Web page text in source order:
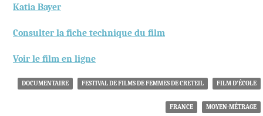
Katia Bayer
Consulter la fiche technique du film
Voir le film en ligne
DOCUMENTAIRE FESTIVAL DE FILMS DE FEMMES DE CRETEIL FILM D'ÉCOLE
FRANCE MOYEN-MÉTRAGE